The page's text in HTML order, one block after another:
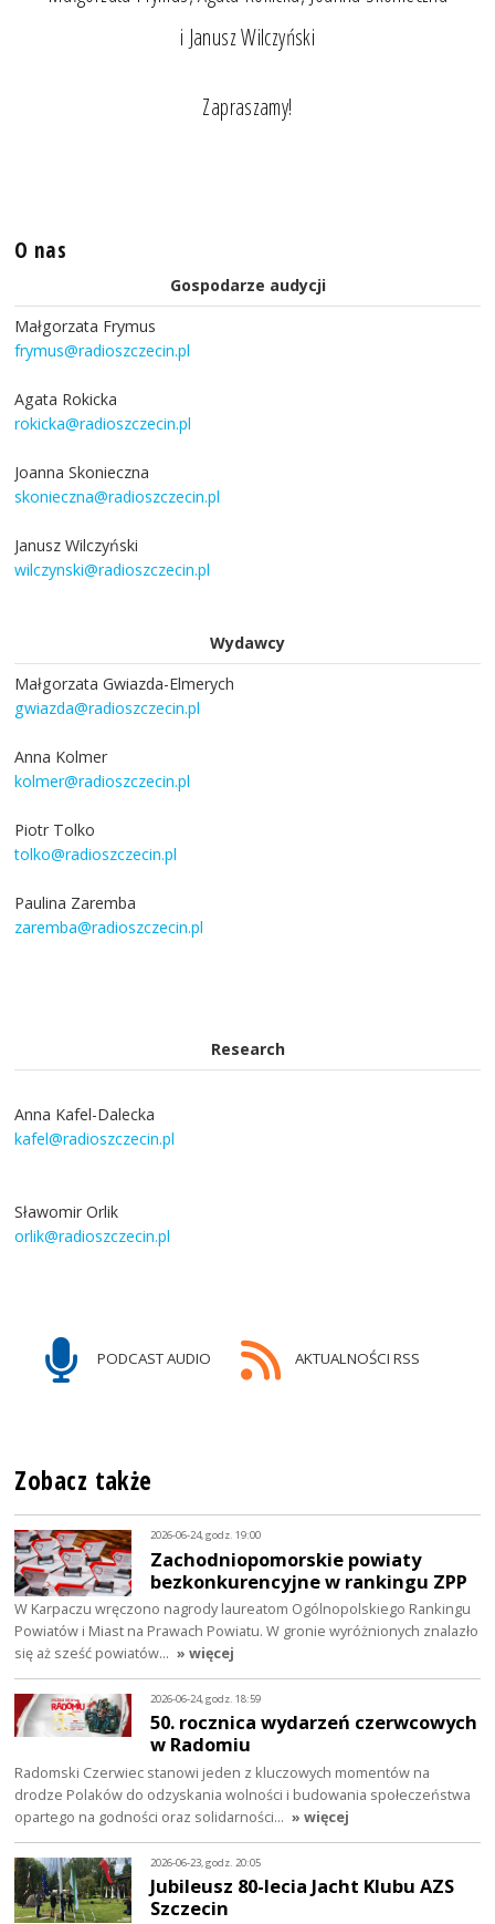
i Janusz Wilczyński
Zapraszamy!
O nas
Gospodarze audycji
Małgorzata Frymus
frymus@radioszczecin.pl
Agata Rokicka
rokicka@radioszczecin.pl
Joanna Skonieczna
skonieczna@radioszczecin.pl
Janusz Wilczyński
wilczynski@radioszczecin.pl
Wydawcy
Małgorzata Gwiazda-Elmerych
gwiazda@radioszczecin.pl
Anna Kolmer
kolmer@radioszczecin.pl
Piotr Tolko
tolko@radioszczecin.pl
Paulina Zaremba
zaremba@radioszczecin.pl
Research
Anna Kafel-Dalecka
kafel@radioszczecin.pl
Sławomir Orlik
orlik@radioszczecin.pl
PODCAST AUDIO AKTUALNOŚCI RSS
Zobacz także
2026-06-24, godz. 19:00
Zachodniopomorskie powiaty
bezkonkurencyjne w rankingu ZPP
W Karpaczu wręczono nagrody laureatom Ogólnopolskiego Rankingu
Powiatów i Miast na Prawach Powiatu. W gronie wyróżnionych znalazło
się aż sześć powiatów… » więcej
2026-06-24, godz. 18:59
50. rocznica wydarzeń czerwcowych
w Radomiu
Radomski Czerwiec stanowi jeden z kluczowych momentów na
drodze Polaków do odzyskania wolności i budowania społeczeństwa
opartego na godności oraz solidarności… » więcej
2026-06-23, godz. 20:05
Jubileusz 80-lecia Jacht Klubu AZS
Szczecin